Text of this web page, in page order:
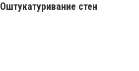
Оштукатуривание стен